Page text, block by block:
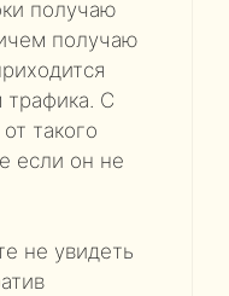
получаю
получаю
трафика. С
такого
если он не
не увидеть